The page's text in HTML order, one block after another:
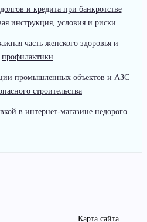
и кредита при банкротстве
инструкция, условия и риски
часть женского здоровья и
профилактики
промышленных объектов и АЗС
строительства
в интернет-магазине недорого
Карта сайта